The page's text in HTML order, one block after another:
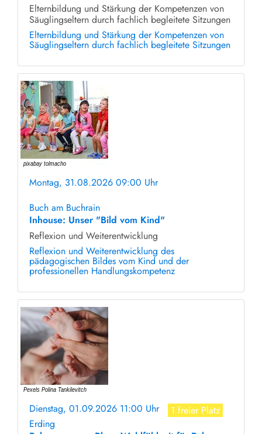
Elternbildung und Stärkung der Kompetenzen von
Säuglingseltern durch fachlich begleitete Sitzungen
Elternbildung und Stärkung der Kompetenzen von
Säuglingseltern durch fachlich begleitete Sitzungen
Montag, 31.08.2026 09:00 Uhr
Buch am Buchrain
Inhouse: Unser "Bild vom Kind"
Reflexion und Weiterentwicklung
Reflexion und Weiterentwicklung des
pädagogischen Bildes vom Kind und der
professionellen Handlungskompetenz
Dienstag, 01.09.2026 11:00 Uhr
1 freier Platz
Erding